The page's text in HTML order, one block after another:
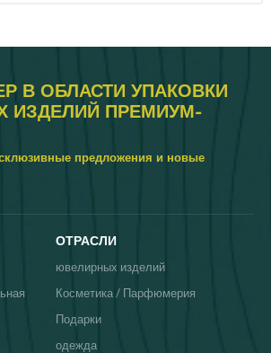
В ОБЛАСТИ УПАКОВКИ
ИЗДЕЛИЙ ПРЕМИУМ-
предложения и новые
ОТРАСЛИ
ювелирных изделий
Косметика / Парфюмерия
Подарки
одежда